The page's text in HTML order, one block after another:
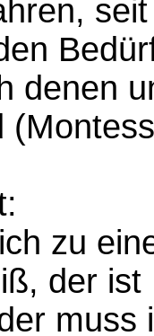
denen
zu
der ist
muss